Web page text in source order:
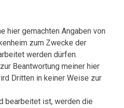
hier gemachten Angaben von
zum Zwecke der
werden dürfen.
Beantwortung meiner hier
Dritten in keiner Weise zur
bearbeitet ist, werden die